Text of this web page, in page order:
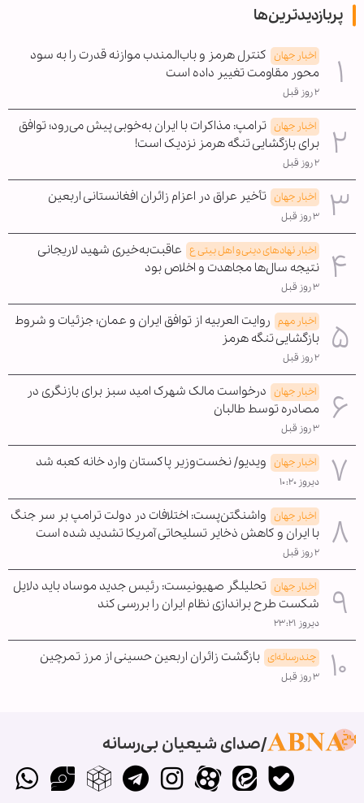
پربازدیدترین‌ها
اخبار جهان کنترل هرمز و باب‌المندب موازنه قدرت را به سود
محور مقاومت تغییر داده است
۲ روز قبل
اخبار جهان ترامپ: مذاکرات با ایران به‌خوبی پیش می‌رود؛ توافق
برای بازگشایی تنگه هرمز نزدیک است!
۲ روز قبل
اخبار جهان تأخیر عراق در اعزام زائران افغانستانی اربعین
۳ روز قبل
اخبار نهادهای دینی و اهل بیتی ع عاقبت‌به‌خیری شهید لاریجانی
نتیجه سال‌ها مجاهدت و اخلاص بود
۳ روز قبل
اخبار مهم روایت العربیه از توافق ایران و عمان؛ جزئیات و شروط
بازگشایی تنگه هرمز
۲ روز قبل
اخبار جهان درخواست مالک شهرک امید سبز برای بازنگری در
مصادره توسط طالبان
۳ روز قبل
اخبار جهان ویدیو/ نخست‌وزیر پاکستان وارد خانه کعبه شد
دیروز ۱۰:۲۰
اخبار جهان واشنگتن‌پست: اختلافات در دولت ترامپ بر سر جنگ
با ایران و کاهش ذخایر تسلیحاتی آمریکا تشدید شده است
۲ روز قبل
اخبار جهان تحلیلگر صهیونیست: رئیس جدید موساد باید دلایل
شکست طرح براندازی نظام ایران را بررسی کند
دیروز ۲۳:۲۱
چندرسانه‌ای بازگشت زائران اربعین حسینی از مرز تمرچین
۳ روز قبل
صدای شیعیان بی‌رسانه